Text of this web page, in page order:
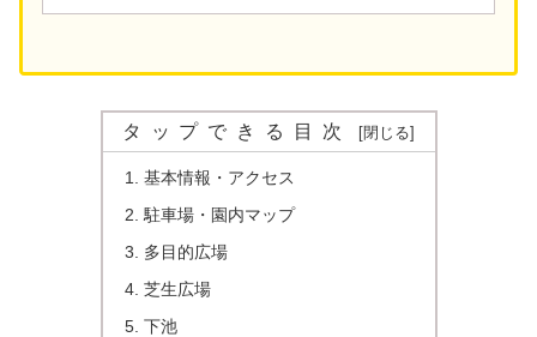
タップできる目次
基本情報・アクセス
駐車場・園内マップ
多目的広場
芝生広場
下池